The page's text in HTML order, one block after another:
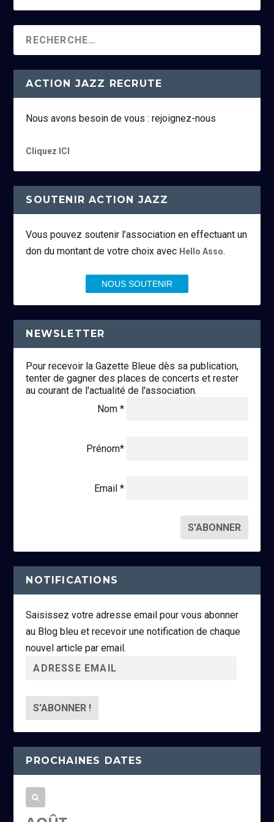
ACTION JAZZ RECRUTE
Nous avons besoin de vous : rejoignez-nous
Cliquez ICI
SOUTENIR ACTION JAZZ
Vous pouvez soutenir l’association en effectuant un
don du montant de votre choix avec Hello Asso.
NOUS SOUTENIR
NEWSLETTER
Pour recevoir la Gazette Bleue dès sa publication,
tenter de gagner des places de concerts et rester
au courant de l'actualité de l'association.
Nom *
Prénom*
Email *
NOTIFICATIONS
Saisissez votre adresse email pour vous abonner
au Blog bleu et recevoir une notification de chaque
nouvel article par email.
r
s
s
e
m
PROCHAINES DATES